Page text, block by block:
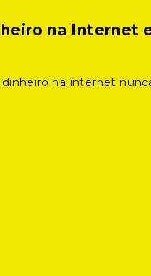
na Internet
dinheiro na internet